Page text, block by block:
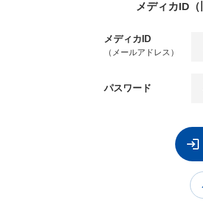
メディカID
メディカID
（メールアドレス）
パスワード